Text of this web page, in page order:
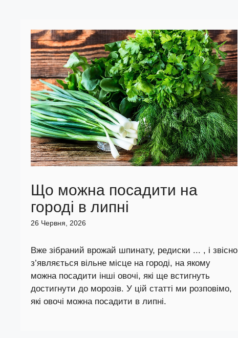
Що можна посадити на
городі в липні
26 Червня, 2026
Вже зібраний врожай шпинату, редиски ... , і звісно
з’являється вільне місце на городі, на якому
можна посадити інші овочі, які ще встигнуть
достигнути до морозів. У цій статті ми розповімо,
які овочі можна посадити в липні.